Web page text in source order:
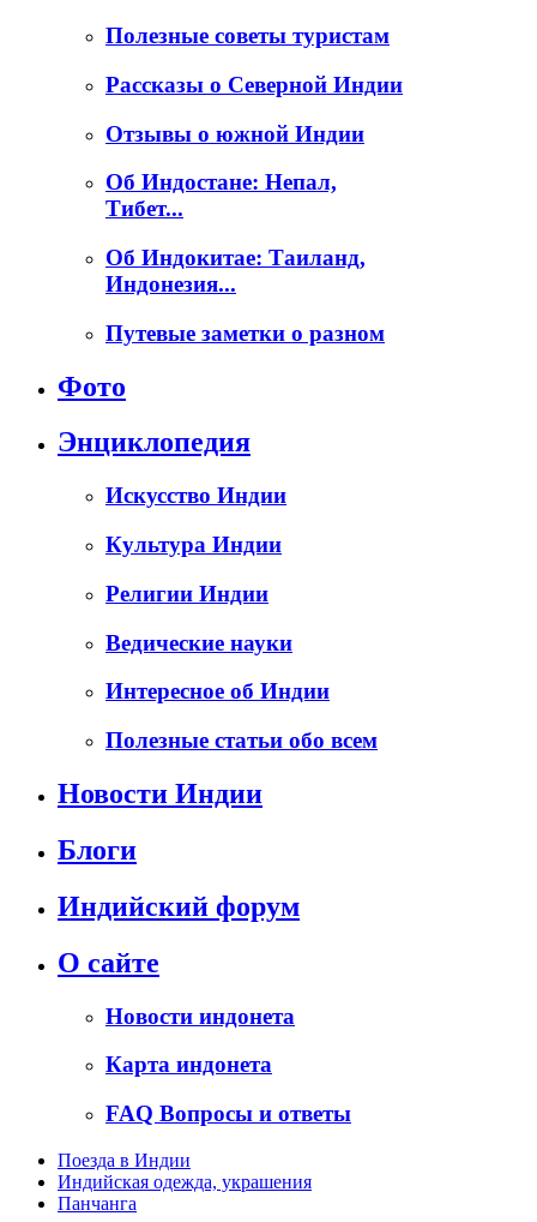
Полезные советы туристам
Рассказы о Северной Индии
Отзывы о южной Индии
Об Индостане: Непал,
Тибет...
Об Индокитае: Таиланд,
Индонезия...
Путевые заметки о разном
Фото
Энциклопедия
Искусство Индии
Культура Индии
Религии Индии
Ведические науки
Интересное об Индии
Полезные статьи обо всем
Новости Индии
Блоги
Индийский форум
О сайте
Новости индонета
Карта индонета
FAQ Вопросы и ответы
Поезда в Индии
Индийская одежда, украшения
Панчанга